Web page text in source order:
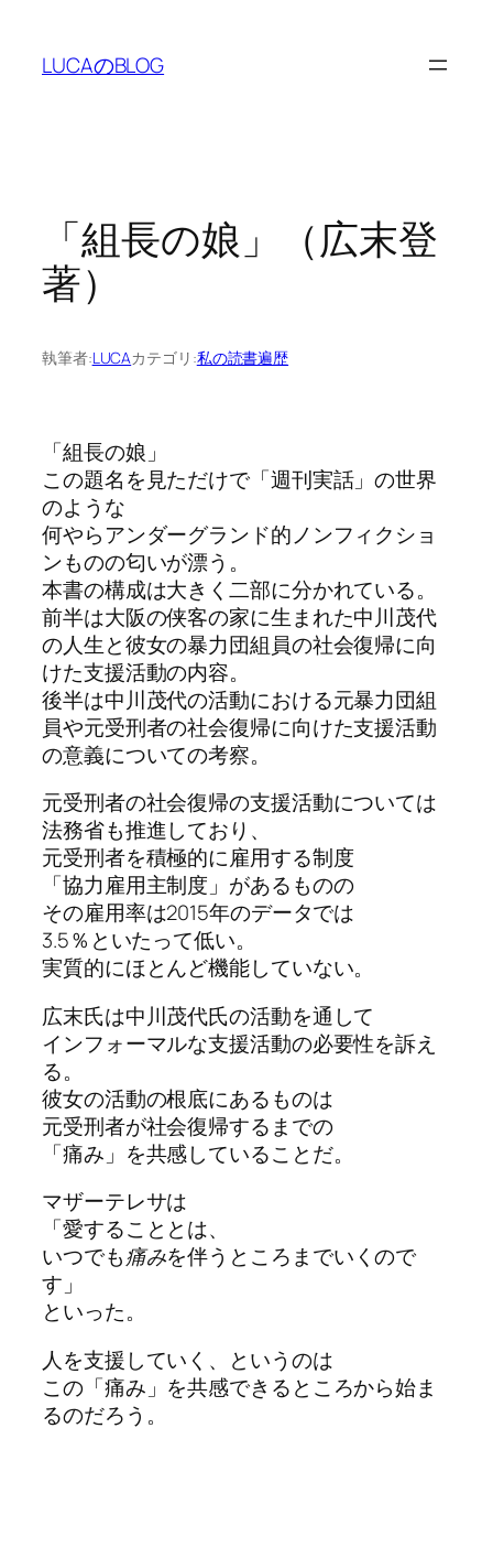
LUCAのBLOG
「組長の娘」（広末登
著）
執筆者:LUCAカテゴリ:私の読書遍歴
「組長の娘」
この題名を見ただけで「週刊実話」の世界
のような
何やらアンダーグランド的ノンフィクショ
ンものの匂いが漂う。
本書の構成は大きく二部に分かれている。
前半は大阪の侠客の家に生まれた中川茂代
の人生と彼女の暴力団組員の社会復帰に向
けた支援活動の内容。
後半は中川茂代の活動における元暴力団組
員や元受刑者の社会復帰に向けた支援活動
の意義についての考察。
元受刑者の社会復帰の支援活動については
法務省も推進しており、
元受刑者を積極的に雇用する制度
「協力雇用主制度」があるものの
その雇用率は2015年のデータでは
3.5％といたって低い。
実質的にほとんど機能していない。
広末氏は中川茂代氏の活動を通して
インフォーマルな支援活動の必要性を訴え
る。
彼女の活動の根底にあるものは
元受刑者が社会復帰するまでの
「痛み」を共感していることだ。
マザーテレサは
「愛することとは、
いつでも痛みを伴うところまでいくので
す」
といった。
人を支援していく、というのは
この「痛み」を共感できるところから始ま
るのだろう。